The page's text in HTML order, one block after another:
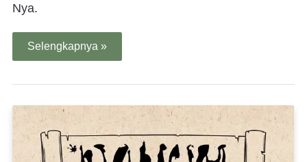
Nya.
Selengkapnya »